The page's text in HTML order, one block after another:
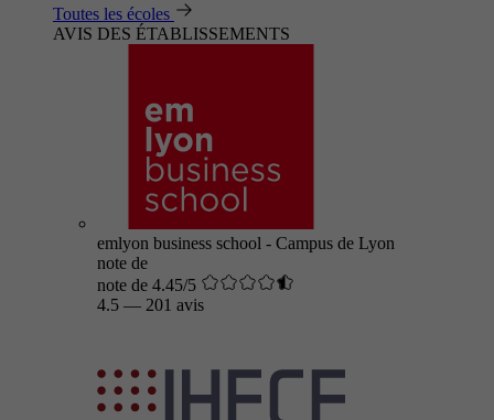
Toutes les écoles
AVIS DES ÉTABLISSEMENTS
emlyon business school - Campus de Lyon
note de
note de 4.45/5
4.5 — 201 avis